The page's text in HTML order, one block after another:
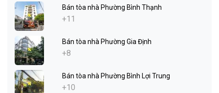
Bán tòa nhà Phường Bình Thạnh
+11
Bán tòa nhà Phường Gia Định
+8
Bán tòa nhà Phường Bình Lợi Trung
+10